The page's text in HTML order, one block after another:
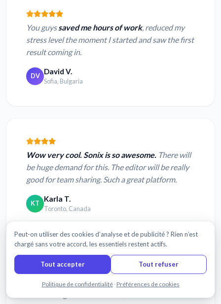
You guyssaved me hours of work, reduced my
stress level the moment I started and saw the first
result coming in.
DV David V.
Sofia, Bulgaria
Wow very cool. Sonix is so awesome. There will
be huge demand for this. The editor will be really
good for team sharing. Such a great platform.
KT Karla T.
Toronto, Canada
Easy to use and itsaved me SO much time
Discuter avec nous
Peut-on utiliser des cookies d’analyse et de publicité ? Rien n’est
chargé sans votre accord, les essentiels restent actifs.
Tout accepter Tout refuser
Politique de confidentialité · Préférences de cookies